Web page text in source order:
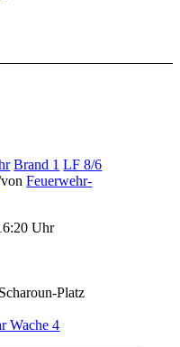
Brand 1 LF 8/6
vonFeuerwehr-
Uhr
Platz
Wache 4